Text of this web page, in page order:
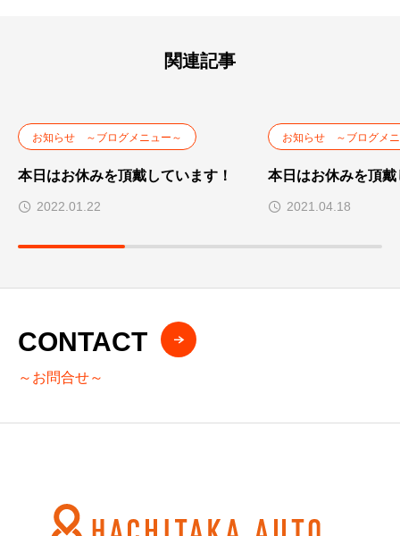
関連記事
お知らせ ～ブログメニュー～
本日はお休みを頂戴しています！
2022.01.22
お知らせ ～ブログメ
本日はお休みを頂
2021.04.18
CONTACT
～お問合せ～